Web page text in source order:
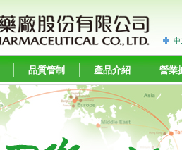
中
品質管制 產品介紹 營業